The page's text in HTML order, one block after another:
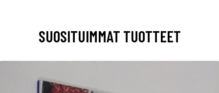
SUOSITUIMMAT TUOTTEET